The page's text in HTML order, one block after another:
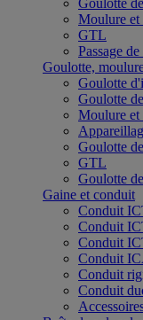
Goulotte
Moulure et
GTL
Passage
Goulotte,
Goulotte
Goulotte
Moulure et
Goulotte
GTL
Goulotte
Gaine et conduit
Conduit
Conduit
Conduit
Conduit
Conduit
Conduit